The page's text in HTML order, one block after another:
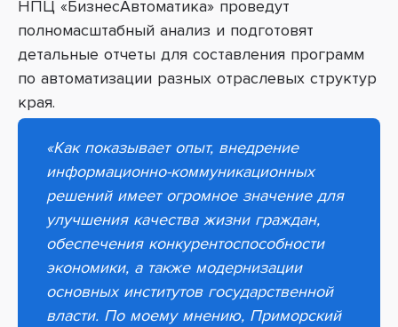
НПЦ «БизнесАвтоматика» проведут
полномасштабный анализ и подготовят
детальные отчеты для составления программ
по автоматизации разных отраслевых структур
края.
«Как показывает опыт, внедрение
информационно-коммуникационных
решений имеет огромное значение для
улучшения качества жизни граждан,
обеспечения конкурентоспособности
экономики, а также модернизации
основных институтов государственной
власти. По моему мнению, Приморский